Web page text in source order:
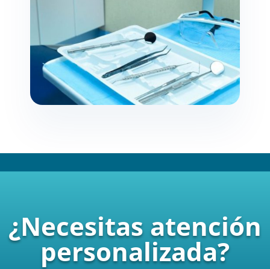
¿Necesitas atención
personalizada?